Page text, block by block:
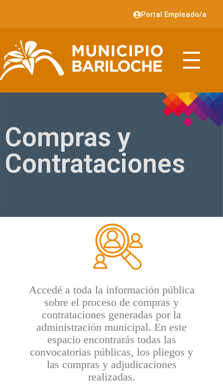
Portal Empleado/a
Compras y
Contrataciones
Accedé a toda la información pública
sobre el proceso de compras y
contrataciones generadas por la
administración municipal. En este
espacio encontrarás todas las
convocatorias públicas, los pliegos y
las compras y adjudicaciones
realizadas.